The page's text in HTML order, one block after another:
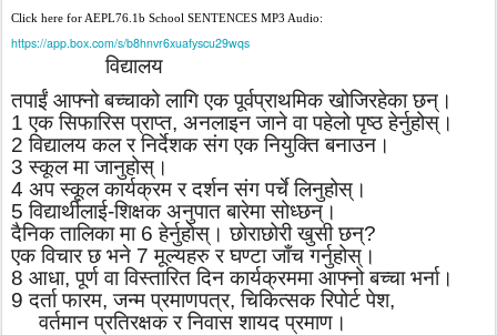
Click here for AEPL76.1b School SENTENCES MP3 Audio:
https://app.box.com/s/b8hnvr6xuafyscu29wqs
विद्यालय
तपाईं आफ्नो बच्चाको लागि एक पूर्वप्राथमिक खोजिरहेका छन्।
1 एक सिफारिस प्राप्त, अनलाइन जाने वा पहेलो पृष्ठ हेर्नुहोस्।
2 विद्यालय कल र निर्देशक संग एक नियुक्ति बनाउन।
3 स्कूल मा जानुहोस्।
4 अप स्कूल कार्यक्रम र दर्शन संग पर्चे लिनुहोस्।
5 विद्यार्थीलाई-शिक्षक अनुपात बारेमा सोध्छन्।
दैनिक तालिका मा 6 हेर्नुहोस्।छोराछोरी खुसी छन्?
एक विचार छ भने 7 मूल्यहरु र घण्टा जाँच गर्नुहोस्।
8 आधा,पूर्ण वा विस्तारित दिन कार्यक्रममा आफ्नो बच्चा भर्ना।
9 दर्ता फारम,जन्म प्रमाणपत्र,चिकित्सक रिपोर्ट पेश,
वर्तमान प्रतिरक्षक र निवास शायद प्रमाण।